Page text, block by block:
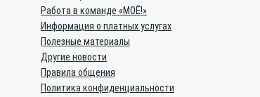
Работа в команде «МОЁ!»
Информация о платных услугах
Полезные материалы
Другие новости
Правила общения
Политика конфиденциальности